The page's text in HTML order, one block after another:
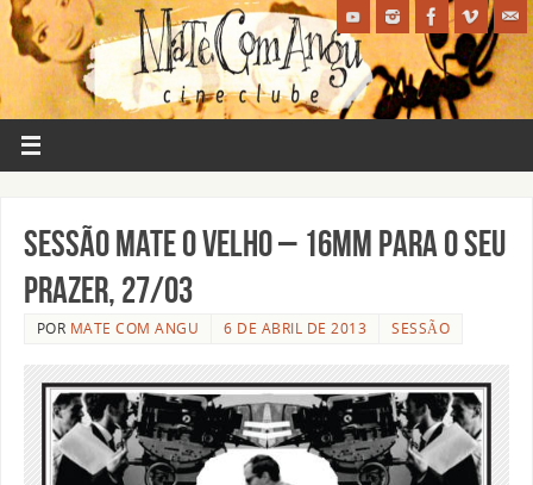
Sessão Mate o Velho – 16mm para o seu
prazer, 27/03
POR MATE COM ANGU 6 DE ABRIL DE 2013 SESSÃO